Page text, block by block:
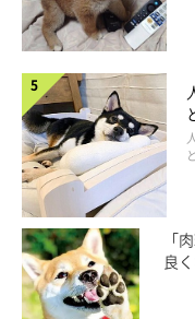
愛され
「
良